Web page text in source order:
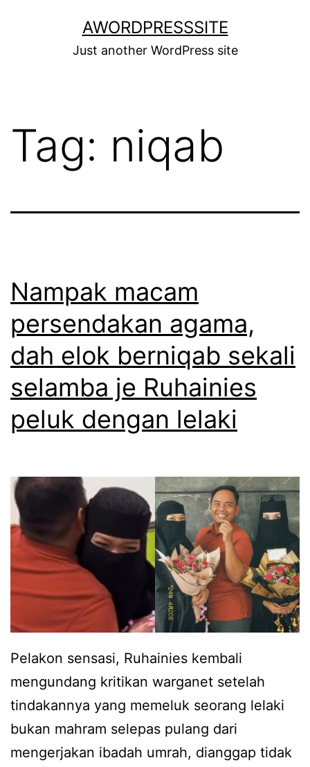
AWORDPRESSSITE
Just another WordPress site
Tag: niqab
Nampak macam
persendakan agama,
dah elok berniqab sekali
selamba je Ruhainies
peluk dengan lelaki
Pelakon sensasi, Ruhainies kembali
mengundang kritikan warganet setelah
tindakannya yang memeluk seorang lelaki
bukan mahram selepas pulang dari
mengerjakan ibadah umrah, dianggap tidak